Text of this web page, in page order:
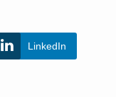
LinkedIn